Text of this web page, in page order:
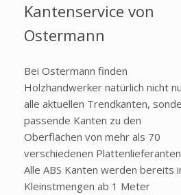
Kantenservice von
Ostermann
Bei Ostermann finden
Holzhandwerker natürlich nicht
alle aktuellen Trendkanten,
passende Kanten zu den
Oberflächen von mehr als 70
verschiedenen
Alle ABS Kanten werden bereits
Kleinstmengen ab 1 Meter